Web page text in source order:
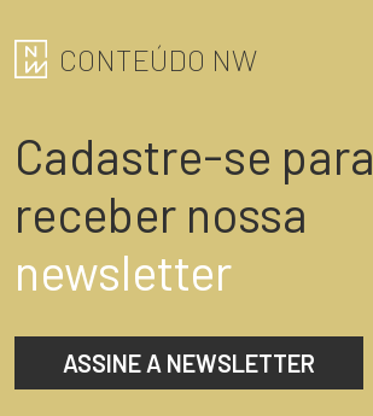
CONTEÚDO NW
Cadastre-se para
receber nossa
newsletter
ASSINE A NEWSLETTER